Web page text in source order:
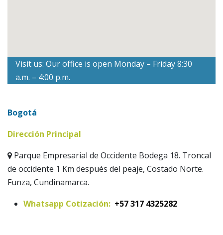
Visit us: Our office is open Monday – Friday 8:30
a.m. – 4:00 p.m.
Bogotá
Dirección Principal
Parque Empresarial de Occidente Bodega 18. Troncal
de occidente 1 Km después del peaje, Costado Norte.
Funza, Cundinamarca.
Whatsapp Cotización: +57 317 4325282